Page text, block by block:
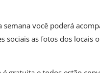
semana você poderá
sociais as fotos dos locais